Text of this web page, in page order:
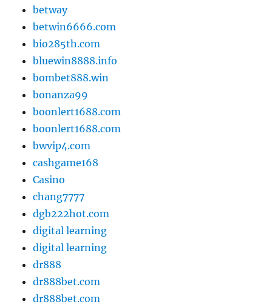
betway
betwin6666.com
bio285th.com
bluewin8888.info
bombet888.win
bonanza99
boonlert1688.com
boonlert1688.com
bwvip4.com
cashgame168
Casino
chang7777
dgb222hot.com
digital learning
digital learning
dr888
dr888bet.com
dr888bet.com